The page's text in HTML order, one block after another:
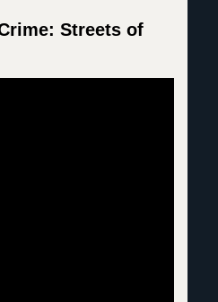
Streets of